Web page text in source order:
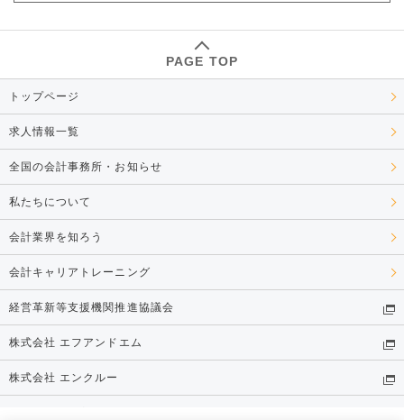
PAGE TOP
トップページ
求人情報一覧
全国の会計事務所・お知らせ
私たちについて
会計業界を知ろう
会計キャリアトレーニング
経営革新等支援機関推進協議会
株式会社 エフアンドエム
株式会社 エンクルー